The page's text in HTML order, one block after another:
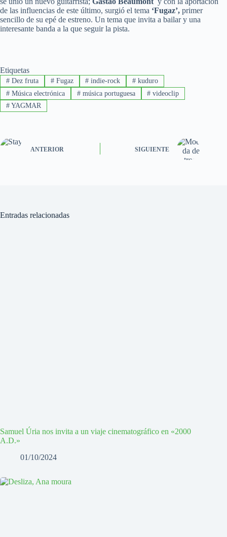
de las influencias de este último, surgió el tema ‘Fugaz’, primer
sencillo de su epé de estreno. Un tema que invita a bailar y una
interesante banda a la que seguir la pista.
Etiquetas
#Dez fruta #Fugaz # indie-rock # kuduro
#Música electrónica #música portuguesa # videoclip
#YAGMAR
ANTERIOR SIGUIENTE
Entradas relacionadas
Samuel Úria nos invita a un viaje cinematográfico en «2000
A.D.»
01/10/2024